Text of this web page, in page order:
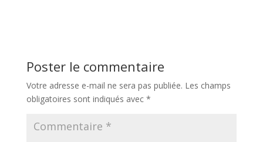
Poster le commentaire
Votre adresse e-mail ne sera pas publiée. Les champs
obligatoires sont indiqués avec *